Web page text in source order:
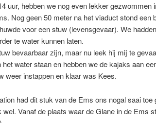
uur, hebben we nog even lekker gezwommen
Nog geen 50 meter na het viaduct stond een
voor een stuw (levensgevaar). We
te water kunnen laten.
bevaarbaar zijn, maar nu leek hij mij te
water staan en hebben we de kajaks aan
weer instappen en klaar was Kees.
had dit stuk van de Ems ons nogal saai toe
Vanaf de plaats waar de Glane in de Ems